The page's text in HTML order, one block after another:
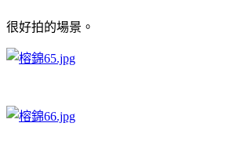
很好拍的場景。